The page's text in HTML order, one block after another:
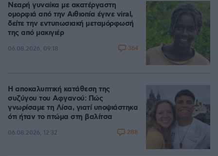
Νεαρή γυναίκα με ακατέργαστη
ομορφιά από την Αιθιοπία έγινε viral,
δείτε την εντυπωσιακή μεταμόρφωσή
της από μακιγιέρ
06.08.2026, 09:18 364
Η αποκαλυπτική κατάθεση της
συζύγου του Αφγανού: Πώς
γνωρίσαμε τη Λίσα, γιατί υποψιάστηκα
ότι ήταν το πτώμα στη βαλίτσα
06.08.2026, 12:32 288